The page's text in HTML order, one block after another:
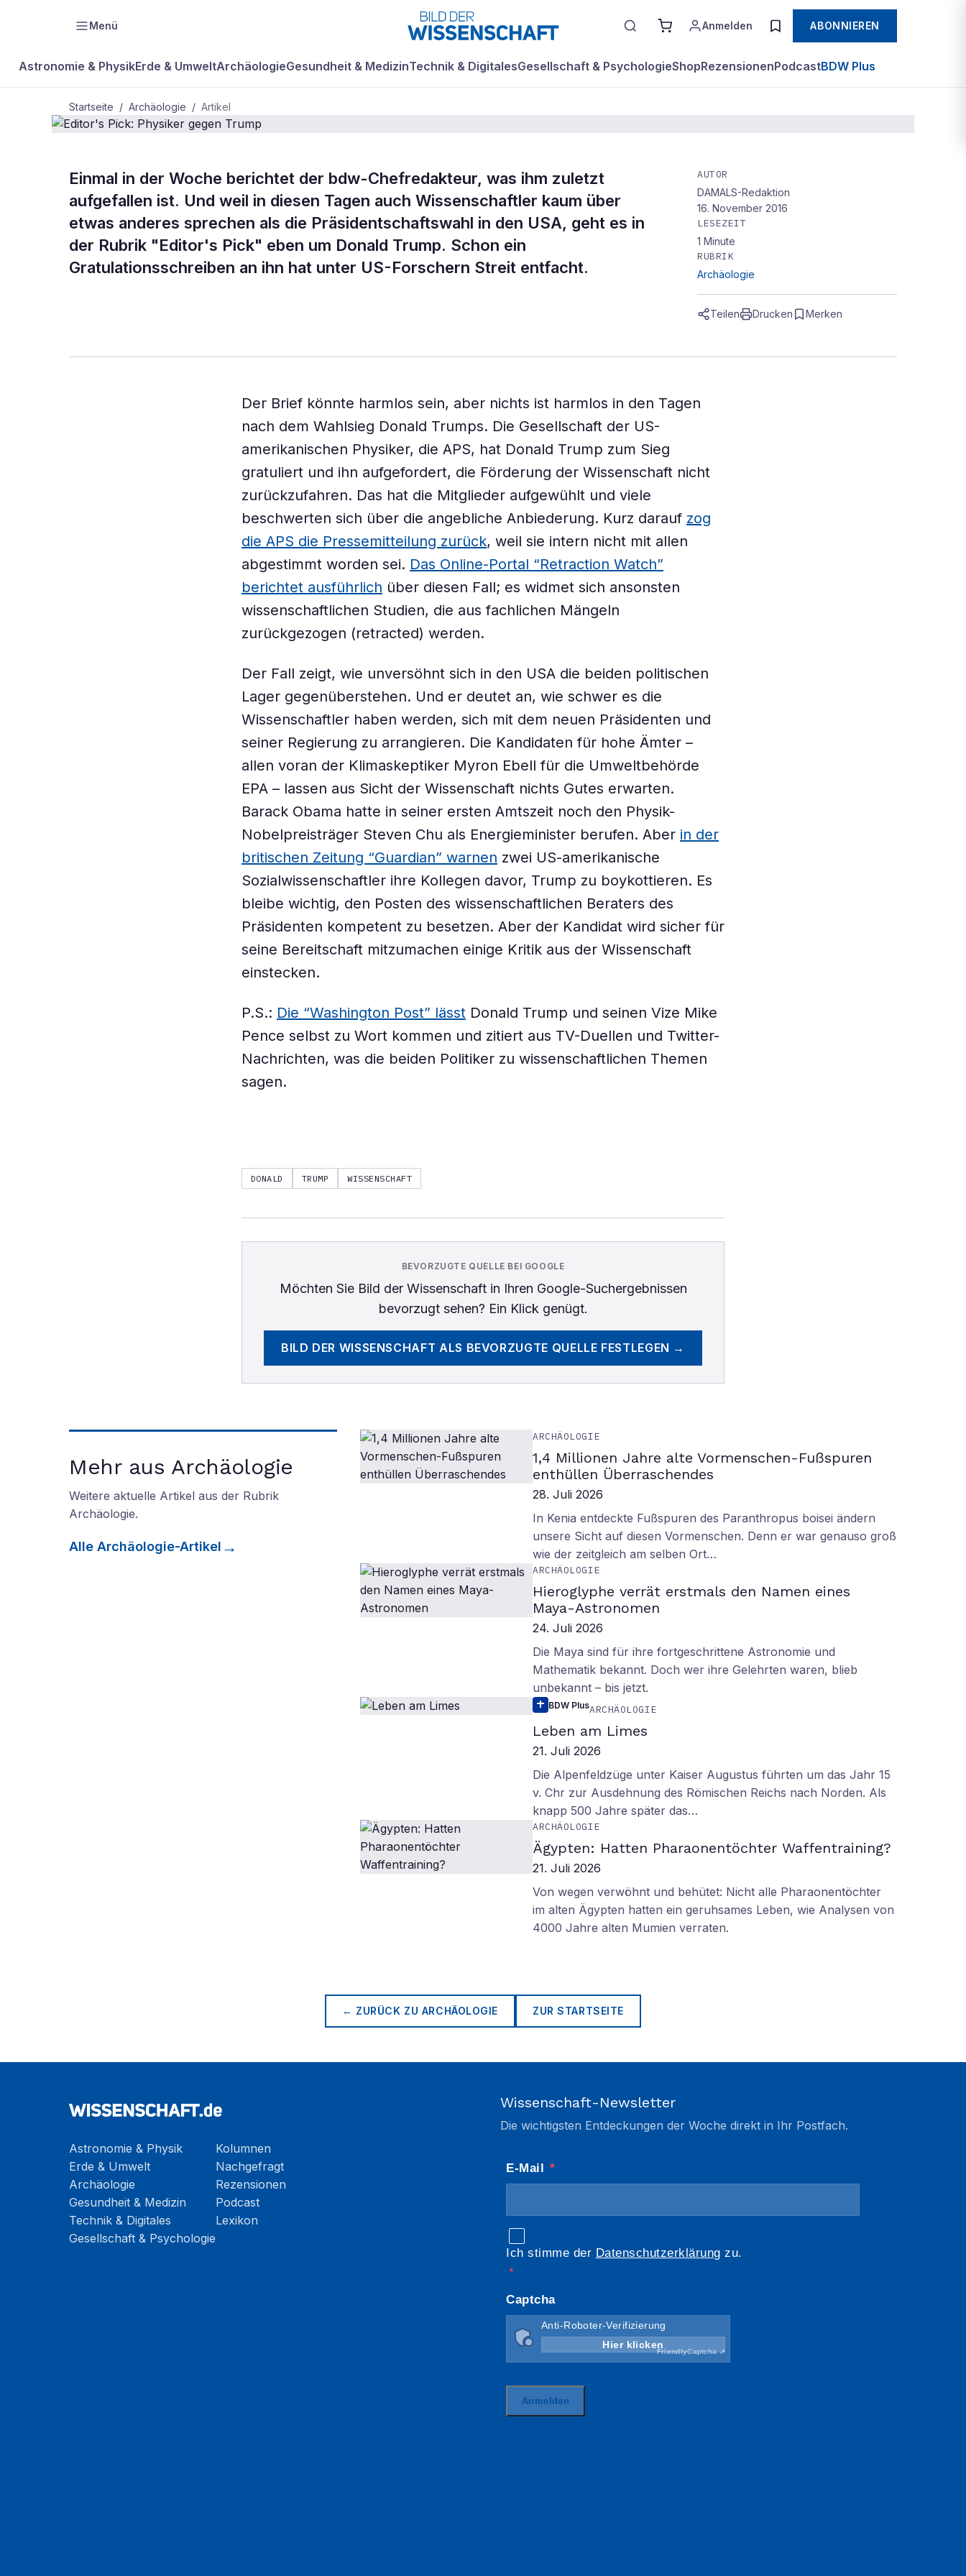
Menü Anmelden ABONNIEREN
Astronomie & PhysikErde & UmweltArchäologieGesundheit & MedizinTechnik & DigitalesGesellschaft & PsychologieShopRezensionenPodcastBDW Plus
Startseite / Archäologie / Artikel
ARCHÄOLOGIE
Editor's Pick: Physiker gegen
Trump
Einmal in der Woche berichtet der bdw-Chefredakteur, was ihm zuletzt
aufgefallen ist. Und weil in diesen Tagen auch Wissenschaftler kaum über
etwas anderes sprechen als die Präsidentschaftswahl in den USA, geht es in
der Rubrik "Editor's Pick" eben um Donald Trump. Schon ein
Gratulationsschreiben an ihn hat unter US-Forschern Streit entfacht.
AUTOR
DAMALS-Redaktion
16. November 2016
LESEZEIT
1 Minute
RUBRIK
Archäologie
Teilen Drucken Merken
Der Brief könnte harmlos sein, aber nichts ist harmlos in den Tagen
nach dem Wahlsieg Donald Trumps. Die Gesellschaft der US-
amerikanischen Physiker, die APS, hat Donald Trump zum Sieg
gratuliert und ihn aufgefordert, die Förderung der Wissenschaft nicht
zurückzufahren. Das hat die Mitglieder aufgewühlt und viele
beschwerten sich über die angebliche Anbiederung. Kurz darauf zog
die APS die Pressemitteilung zurück, weil sie intern nicht mit allen
abgestimmt worden sei. Das Online-Portal “Retraction Watch”
berichtet ausführlich über diesen Fall; es widmet sich ansonsten
wissenschaftlichen Studien, die aus fachlichen Mängeln
zurückgezogen (retracted) werden.
Der Fall zeigt, wie unversöhnt sich in den USA die beiden politischen
Lager gegenüberstehen. Und er deutet an, wie schwer es die
Wissenschaftler haben werden, sich mit dem neuen Präsidenten und
seiner Regierung zu arrangieren. Die Kandidaten für hohe Ämter –
allen voran der Klimaskeptiker Myron Ebell für die Umweltbehörde
EPA – lassen aus Sicht der Wissenschaft nichts Gutes erwarten.
Barack Obama hatte in seiner ersten Amtszeit noch den Physik-
Nobelpreisträger Steven Chu als Energieminister berufen. Aber in der
britischen Zeitung “Guardian” warnen zwei US-amerikanische
Sozialwissenschaftler ihre Kollegen davor, Trump zu boykottieren. Es
bleibe wichtig, den Posten des wissenschaftlichen Beraters des
Präsidenten kompetent zu besetzen. Aber der Kandidat wird sicher für
seine Bereitschaft mitzumachen einige Kritik aus der Wissenschaft
einstecken.
P.S.: Die “Washington Post” lässt Donald Trump und seinen Vize Mike
Pence selbst zu Wort kommen und zitiert aus TV-Duellen und Twitter-
Nachrichten, was die beiden Politiker zu wissenschaftlichen Themen
sagen.
DONALD TRUMP WISSENSCHAFT
BEVORZUGTE QUELLE BEI GOOGLE
Möchten Sie Bild der Wissenschaftin Ihren Google-Suchergebnissen
bevorzugt sehen? Ein Klick genügt.
BILD DER WISSENSCHAFT ALS BEVORZUGTE QUELLE FESTLEGEN →
Mehr aus Archäologie
Weitere aktuelle Artikel aus der Rubrik
Archäologie.
Alle Archäologie-Artikel
ARCHÄOLOGIE
1,4 Millionen Jahre alte Vormenschen-Fußspuren
enthüllen Überraschendes
28. Juli 2026
In Kenia entdeckte Fußspuren des Paranthropus boisei ändern
unsere Sicht auf diesen Vormenschen. Denn er war genauso groß
wie der zeitgleich am selben Ort…
ARCHÄOLOGIE
Hieroglyphe verrät erstmals den Namen eines
Maya-Astronomen
24. Juli 2026
Die Maya sind für ihre fortgeschrittene Astronomie und
Mathematik bekannt. Doch wer ihre Gelehrten waren, blieb
unbekannt – bis jetzt.
BDW PlusARCHÄOLOGIE
Leben am Limes
21. Juli 2026
Die Alpenfeldzüge unter Kaiser Augustus führten um das Jahr 15
v. Chr zur Ausdehnung des Römischen Reichs nach Norden. Als
knapp 500 Jahre später das…
ARCHÄOLOGIE
Ägypten: Hatten Pharaonentöchter Waffentraining?
21. Juli 2026
Von wegen verwöhnt und behütet: Nicht alle Pharaonentöchter
im alten Ägypten hatten ein geruhsames Leben, wie Analysen von
4000 Jahre alten Mumien verraten.
← ZURÜCK ZU ARCHÄOLOGIE ZUR STARTSEITE
Astronomie & Physik
Erde & Umwelt
Archäologie
Gesundheit & Medizin
Technik & Digitales
Gesellschaft & Psychologie
Kolumnen
Nachgefragt
Rezensionen
Podcast
Lexikon
Wissenschaft-Newsletter
Die wichtigsten Entdeckungen der Woche direkt in Ihr Postfach.